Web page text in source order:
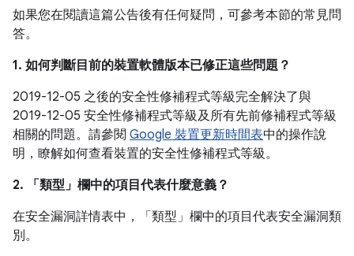
如果您在閱讀這篇公告後有任何疑問，可參考本節的常見問
答。
1. 如何判斷目前的裝置軟體版本已修正這些問題？
2019-12-05 之後的安全性修補程式等級完全解決了與
2019-12-05 安全性修補程式等級及所有先前修補程式等級
相關的問題。請參閱 Google 裝置更新時間表中的操作說
明，瞭解如何查看裝置的安全性修補程式等級。
2. 「類型」 欄中的項目代表什麼意義？
在安全漏洞詳情表中，「類型」 欄中的項目代表安全漏洞類
別。